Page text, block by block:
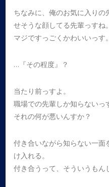
ちなみに、俺のお気に入り
せそうな顔してる先輩っすね。
マジですっごくかわいいっす。
…『その程度』？
当たり前っすよ。
職場での先輩しか知らないっ
それの何が悪いんすか？
付き合いながら知らない一面
け入れる。
付き合うって、そういうもん